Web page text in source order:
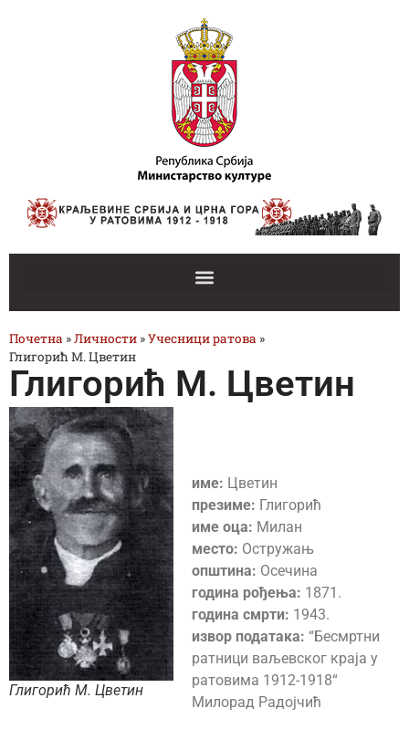
Почетна »Личности »Учесници ратова »
Глигорић М. Цветин
Глигорић М. Цветин
Глигорић М. Цветин
име: Цветин
презиме: Глигорић
име оца: Милан
место: Остружањ
општина: Осечина
година рођења: 1871.
година смрти: 1943.
извор података: “Бесмртни
ратници ваљевског краја у
ратовима 1912-1918“
Милорад Радојчић